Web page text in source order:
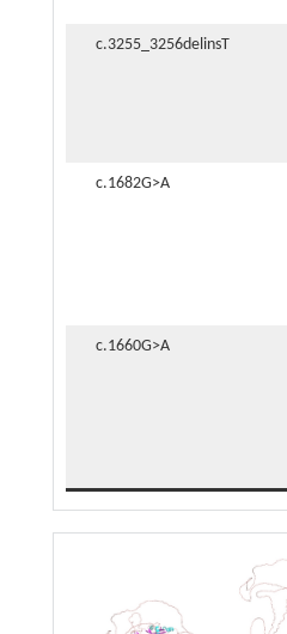
c.3255_3256delinsT
c.1682G>A
c.1660G>A